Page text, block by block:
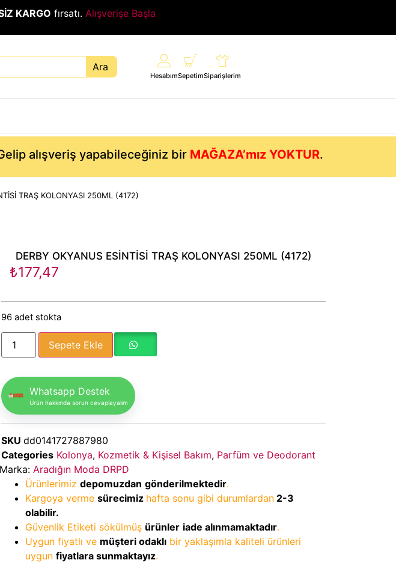
KARGO fırsatı. Alışverişe Başla
Ara
HesabımSepetimSiparişlerim
alışveriş yapabileceğiniz bir MAĞAZA’mız YOKTUR.
TRAŞ KOLONYASI 250ML (4172)
DERBY OKYANUS ESİNTİSİ TRAŞ KOLONYASI 250ML (4172)
₺177,47
96 adet stokta
Sepete Ekle
Whatsapp Destek
Ürün hakkında sorun cevaplayalım
SKU dd0141727887980
Categories Kolonya, Kozmetik & Kişisel Bakım, Parfüm ve Deodorant
Marka: Aradığın Moda DRPD
Ürünlerimiz depomuzdan gönderilmektedir.
Kargoya verme sürecimiz hafta sonu gibi durumlardan 2-3
olabilir.
Güvenlik Etiketi sökülmüş ürünler iade alınmamaktadır.
Uygun fiyatlı ve müşteri odaklı bir yaklaşımla kaliteli ürünleri
uygun fiyatlara sunmaktayız.